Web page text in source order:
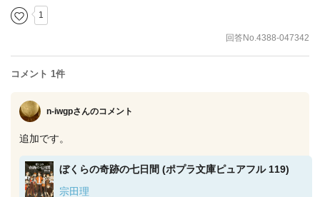
1
回答No.4388-047342
コメント 1件
n-iwgpさんのコメント
追加です。
ぼくらの奇跡の七日間 (ポプラ文庫ピュアフル 119)
宗田理